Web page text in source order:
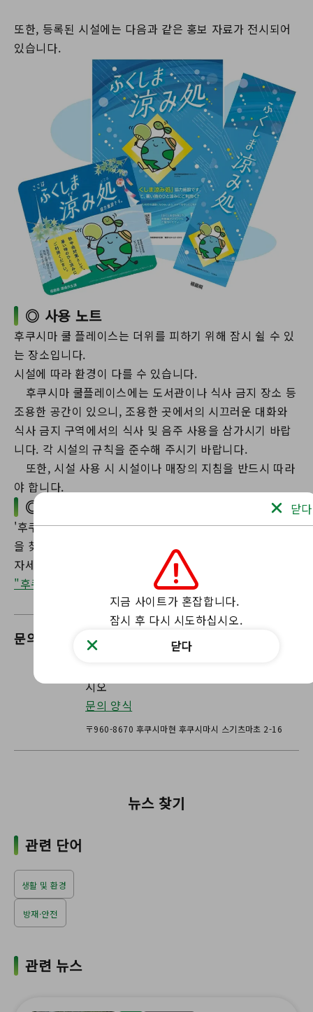
또한, 등록된 시설에는 다음과 같은 홍보 자료가 전시되어
있습니다.
◎ 사용 노트
후쿠시마 쿨 플레이스는 더위를 피하기 위해 잠시 쉴 수 있
는 장소입니다.
시설에 따라 환경이 다를 수 있습니다.
후쿠시마 쿨플레이스에는 도서관이나 식사 금지 장소 등
조용한 공간이 있으니, 조용한 곳에서의 시끄러운 대화와
식사 금지 구역에서의 식사 및 음주 사용을 삼가시기 바랍
니다. 각 시설의 규칙을 준수해 주시기 바랍니다.
또한, 시설 사용 시 시설이나 매장의 지침을 반드시 따라
야 합니다.
◎ 파트너 기업 채용
'후쿠시마 쿨플레이스' 운영 기간 동안 협력할 수 있는 시설
을 찾고 있습니다.
"후쿠시마 쿨 플레이스"
문의
후쿠시마환경공생사업부
시오
문의 양식
〒960-8670 후쿠시마현 후쿠시마시 스기츠마초 2-16
뉴스 찾기
관련 단어
생활 및 환경
방재·안전
관련 뉴스
닫다
지금 사이트가 혼잡합니다.
잠시 후 다시 시도하십시오.
닫다